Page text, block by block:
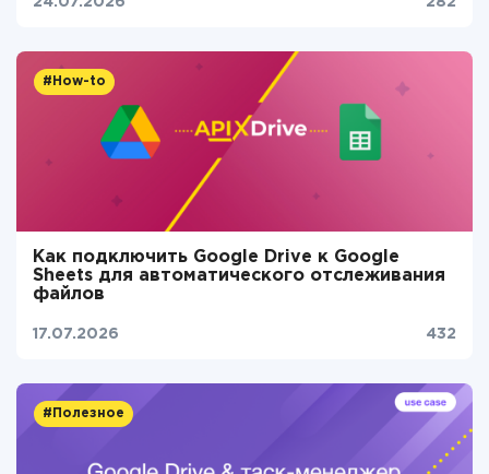
#How-to
Как подключить Google Drive к Google
Sheets для автоматического отслеживания
файлов
17.07.2026 432
#Полезное